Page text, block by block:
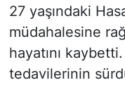
27 yaşındaki
müdahalesine
hayatını
tedavilerinin